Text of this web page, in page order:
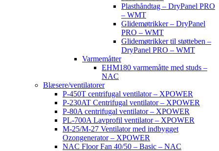
Plasthåndtag – DryPanel PRO
– WMT
Glidemøtrikker – DryPanel
PRO – WMT
Glidemøtrikker til støtteben –
DryPanel PRO – WMT
Varmemåtter
EHM180 varmemåtte med studs –
NAC
Blæsere/ventilatorer
P-450T centrifugal ventilator – XPOWER
P-230AT Centrifugal ventilator – XPOWER
P-80A centrifugal ventilator – XPOWER
PL-700A Lavprofil ventilator – XPOWER
M-25/M-27 Ventilator med indbygget
Ozongenerator – XPOWER
NAC Floor Fan 40/50 – Basic – NAC